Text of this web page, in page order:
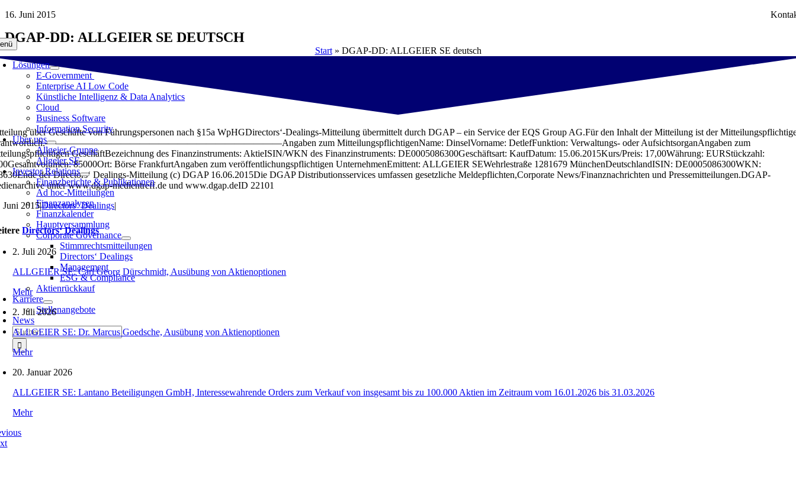
Zum
springen
Lösungen
E-Government
Enterprise AI Low Code
Künstliche Intelligenz & Data Analytics
Cloud
Business Software
Information Security
Über uns
Allgeier-Gruppe
Allgeier SE
Investor Relations
Finanzberichte & Publikationen
Ad hoc-Mitteilungen
Finanzanalysen
Finanzkalender
Hauptversammlung
Corporate Governance
Stimmrechtsmitteilungen
Directors‘ Dealings
Management
ESG & Compliance
Aktienrückkauf
Karriere
Stellenangebote
News
Suche
nach:
16. Juni 2015
DGAP-DD: ALLGEIER SE DEUTSCH
Start» DGAP-DD: ALLGEIER SE deutsch
über Geschäfte von Führungspersonen nach §15a WpHGDirectors‘-Dealings-Mitteilung übermittelt durch DGAP – ein Service der EQS Group AG.Für den Inhalt der Mitteilung ist der
zum MitteilungspflichtigenName: DinselVorname: DetlefFunktion: Verwaltungs- oder AufsichtsorganAngaben zum
GeschäftBezeichnung des Finanzinstruments: AktieISIN/WKN des Finanzinstruments: DE0005086300Geschäftsart: KaufDatum: 15.06.2015Kurs/Preis: 17,00Währung: EURStückzahl:
85000Ort: Börse FrankfurtAngaben zum veröffentlichungspflichtigen UnternehmenEmittent: ALLGEIER SEWehrlestraße 1281679 MünchenDeutschlandISIN: DE0005086300WKN:
der Directors‘ Dealings-Mitteilung (c) DGAP 16.06.2015Die DGAP Distributionsservices umfassen gesetzliche Meldepflichten,Corporate News/Finanznachrichten und Pressemitteilungen.DGAP-
unter www.dgap-medientreff.de und www.dgap.deID 22101
Juni 2015|Directors‘ Dealings|
Directors‘ Dealings
2. Juli 2026
ALLGEIER SE: Carl Georg Dürschmidt, Ausübung von Aktienoptionen
Mehr
2. Juli 2026
ALLGEIER SE: Dr. Marcus Goedsche, Ausübung von Aktienoptionen
Mehr
20. Januar 2026
ALLGEIER SE: Lantano Beteiligungen GmbH, Interessewahrende Orders zum Verkauf von insgesamt bis zu 100.000 Aktien im Zeitraum vom 16.01.2026 bis 31.03.2026
Mehr